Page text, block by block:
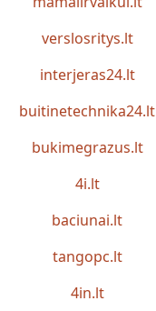
verslosritys.lt
interjeras24.lt
buitinetechnika24.lt
bukimegrazus.lt
4i.lt
baciunai.lt
tangopc.lt
4in.lt